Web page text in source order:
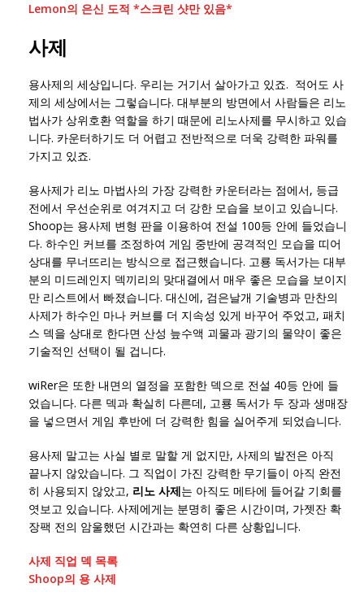
Lemon의 은신 도적 *스크린 샷만 있음*
사제
용사제의 세상입니다. 우리는 거기서 살아가고 있죠. 적어도 사
제의 세상에서는 그렇습니다. 대부분의 방면에서 사람들은 리노
법사가 상위호환 역할을 하기 때문에 리노사제를 무시하고 있습
니다. 카운터하기도 더 어렵고 전반적으로 더욱 강력한 파워를
가지고 있죠.
용사제가 리노 마법사의 가장 강력한 카운터라는 점에서, 등급
전에서 우선순위로 여겨지고 더 강한 모습을 보이고 있습니다.
Shoop는 용사제 변형 판을 이용하여 전설 100등 안에 들었습니
다. 하수인 커브를 조정하여 게임 중반에 공격적인 모습을 띠어
상대를 무너뜨리는 방식으로 접근했습니다. 고룡 독서가는 대부
분의 미드레인지 덱끼리의 맞대결에서 매우 좋은 모습을 보이지
만 리스트에서 빠졌습니다. 대신에, 검은날개 기술병과 만찬의
사제가 하수인 마나 커브를 더 지속성 있게 바꾸어 주었고, 패치
스 덱을 상대로 한다면 산성 늪수액 괴물과 광기의 물약이 좋은
기술적인 선택이 될 겁니다.
wiRer은 또한 내면의 열정을 포함한 덱으로 전설 40등 안에 들
었습니다. 다른 덱과 확실히 다른데, 고룡 독서가 두 장과 생매장
을 넣으면서 게임 후반에 더 강력한 힘을 실어주게 되었습니다.
용사제 말고는 사실 별로 말할 게 없지만, 사제의 발전은 아직
끝나지 않았습니다. 그 직업이 가진 강력한 무기들이 아직 완전
히 사용되지 않았고, 리노 사제는 아직도 메타에 들어갈 기회를
엿보고 있습니다. 사제에게는 분명히 좋은 시간이며, 가젯잔 확
장팩 전의 암울했던 시간과는 확연히 다른 상황입니다.
사제 직업 덱 목록
Shoop의 용 사제